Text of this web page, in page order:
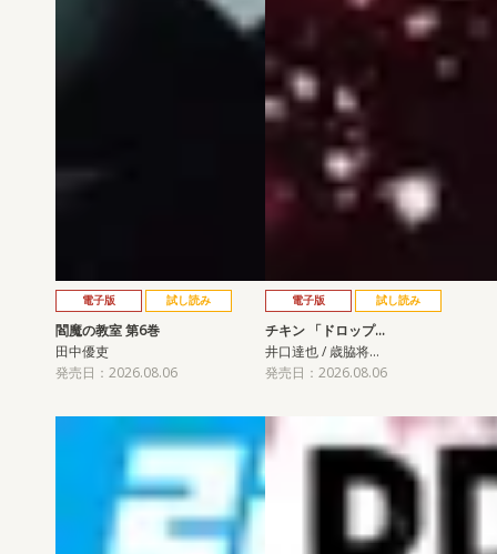
電子版 試し読み
閻魔の教室 第6巻
田中優吏
発売日：2026.08.06
電子版 試し読み
チキン 「ドロップ…
井口達也 / 歳脇将…
発売日：2026.08.06